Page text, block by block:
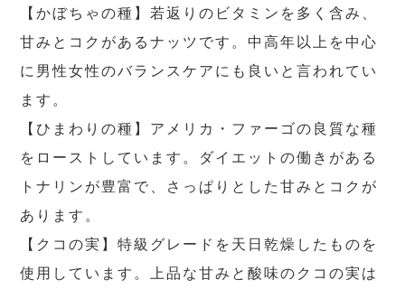
【かぼちゃの種】若返りのビタミンを多く含み、
甘みとコクがあるナッツです。中高年以上を中心
に男性女性のバランスケアにも良いと言われてい
ます。
【ひまわりの種】アメリカ・ファーゴの良質な種
をローストしています。ダイエットの働きがある
トナリンが豊富で、さっぱりとした甘みとコクが
あります。
【クコの実】特級グレードを天日乾燥したものを
使用しています。上品な甘みと酸味のクコの実は